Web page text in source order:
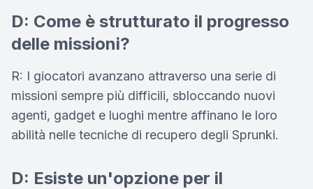
D: Come è strutturato il progresso
delle missioni?
R: I giocatori avanzano attraverso una serie di
missioni sempre più difficili, sbloccando nuovi
agenti, gadget e luoghi mentre affinano le loro
abilità nelle tecniche di recupero degli Sprunki.
D: Esiste un'opzione per il